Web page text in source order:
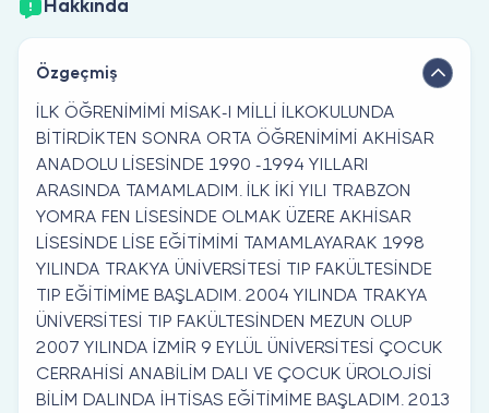
Hakkında
Özgeçmiş
İLK ÖĞRENİMİMİ MİSAK-I MİLLİ İLKOKULUNDA
BİTİRDİKTEN SONRA ORTA ÖĞRENİMİMİ AKHİSAR
ANADOLU LİSESİNDE 1990 -1994 YILLARI
ARASINDA TAMAMLADIM. İLK İKİ YILI TRABZON
YOMRA FEN LİSESİNDE OLMAK ÜZERE AKHİSAR
LİSESİNDE LİSE EĞİTİMİMİ TAMAMLAYARAK 1998
YILINDA TRAKYA ÜNİVERSİTESİ TIP FAKÜLTESİNDE
TIP EĞİTİMİME BAŞLADIM. 2004 YILINDA TRAKYA
ÜNİVERSİTESİ TIP FAKÜLTESİNDEN MEZUN OLUP
2007 YILINDA İZMİR 9 EYLÜL ÜNİVERSİTESİ ÇOCUK
CERRAHİSİ ANABİLİM DALI VE ÇOCUK ÜROLOJİSİ
BİLİM DALINDA İHTİSAS EĞİTİMİME BAŞLADIM. 2013